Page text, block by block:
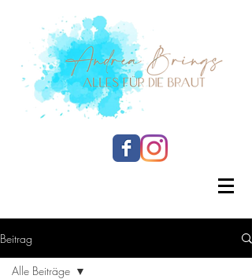
Beitrag
Alle Beiträge